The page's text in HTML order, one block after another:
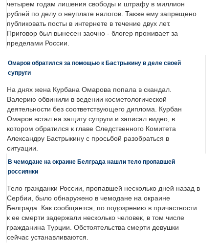
четырем годам лишения свободы и штрафу в миллион
рублей по делу о неуплате налогов. Также ему запрещено
публиковать посты в интернете в течение двух лет.
Приговор был вынесен заочно - блогер проживает за
пределами России.
Омаров обратился за помощью к Бастрыкину в деле своей
супруги
На днях жена Курбана Омарова попала в скандал.
Валерию обвинили в ведении косметологической
деятельности без соответствующего диплома. Курбан
Омаров встал на защиту супруги и записал видео, в
котором обратился к главе Следственного Комитета
Александру Бастрыкину с просьбой разобраться в
ситуации.
В чемодане на окраине Белграда нашли тело пропавшей
россиянки
Тело гражданки России, пропавшей несколько дней назад в
Сербии, было обнаружено в чемодане на окраине
Белграда. Как сообщается, по подозрению в причастности
к ее смерти задержали несколько человек, в том числе
гражданина Турции. Обстоятельства смерти девушки
сейчас устанавливаются.